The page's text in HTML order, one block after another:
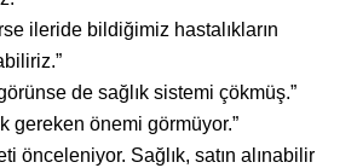
ileride bildiğimiz hastalıkların
de sağlık sistemi çökmüş.”
gereken önemi görmüyor.”
önceleniyor. Sağlık, satın alınabilir